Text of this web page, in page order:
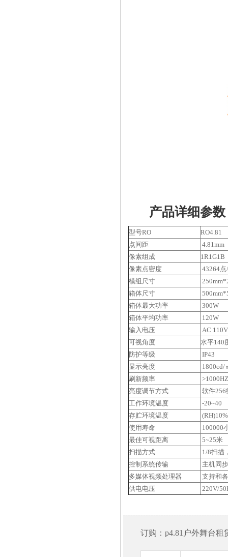
产品详细参
型号RO
RO4.81
点间距
4.81mm
像素组成
1R1G1B
像素点密度
43264点
模组尺寸
箱体尺寸
箱体最大功率
300W
箱体平均功率
120W
输入电压
AC
可视角度
水平140
防护等级
IP43
显示亮度
1800cd/
刷新频率
>1000HZ
亮度调节方式
软件256
工作环境温度
-20~40
存贮环境温度
使用寿命
100000
最佳可视距离
5~25米
扫描方式
1/8扫描
控制系统传输
主机同
多媒体视频处理器
支持和
供电电压
220V/
订购：p4.81户外舞台租